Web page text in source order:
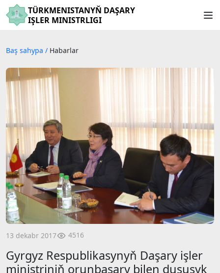
TÜRKMENISTANYŇ DAŞARY
IŞLER MINISTRLIGI
Baş sahypa / Habarlar
13 dekabr 2017 4516
Gyrgyz Respublikasynyň Daşary işler
ministriniň orunbasary bilen duşuşyk